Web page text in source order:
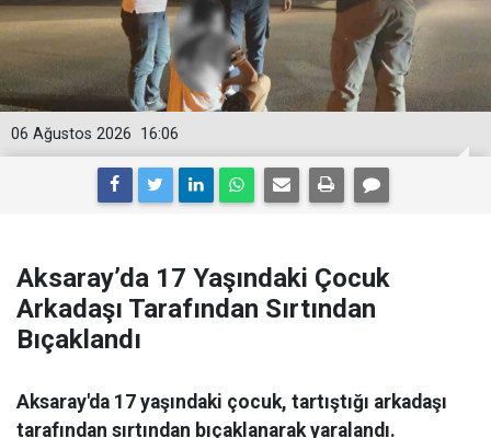
16:06
06 Ağustos 2026
Aksaray’da 17 Yaşındaki Çocuk
Arkadaşı Tarafından Sırtından
Bıçaklandı
Aksaray'da 17 yaşındaki çocuk, tartıştığı arkadaşı
tarafından sırtından bıçaklanarak yaralandı.